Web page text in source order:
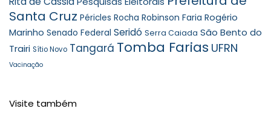
Santa Cruz Péricles Rocha Robinson Faria Rogério
Marinho Senado Federal Seridó Serra Caiada São Bento do
Trairi Sítio Novo Tangará Tomba Farias UFRN
Vacinação
Visite também